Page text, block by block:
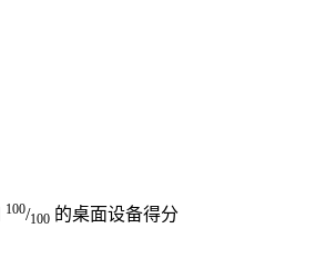
100/100 的桌面设备得分